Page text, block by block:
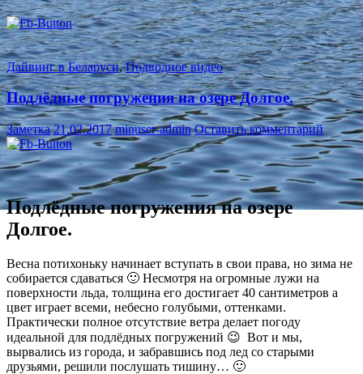
Дайвинг в Беларуси,Подводное видео
Подлёдные погружения на озере Долгое.
Заметка 21.02.2017 minuser-admin Оставить комментарий
Подлёдные погружения на озере
Долгое.
Весна потихоньку начинает вступать в свои права, но зима не
собирается сдаваться 🙂 Несмотря на огромные лужи на
поверхности льда, толщина его достигает 40 сантиметров а
цвет играет всеми, небесно голубыми, оттенками.
Практически полное отсутствие ветра делает погоду
идеальной для подлёдных погружений 😉 Вот и мы,
вырвались из города, и забравшись под лед со старыми
друзьями, решили послушать тишину… 🙂